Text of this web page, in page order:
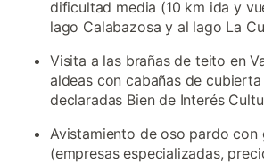
dificultad media (10 km ida y
lago Calabazosa y al lago La
Visita a las brañas de teito en
aldeas con cabañas de
declaradas Bien de Interés
Avistamiento de oso pardo con
(empresas especializadas,